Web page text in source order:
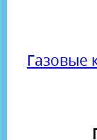
Газовые